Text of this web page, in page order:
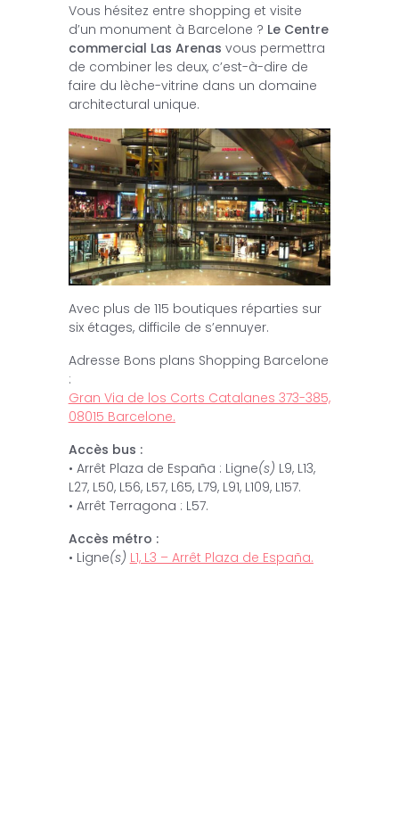
Vous hésitez entre shopping et visite
d’un monument à Barcelone ? Le Centre
commercial Las Arenas vous permettra
de combiner les deux, c’est-à-dire de
faire du lèche-vitrine dans un domaine
architectural unique.
Avec plus de 115 boutiques réparties sur
six étages, difficile de s’ennuyer.
Adresse Bons plans Shopping Barcelone
:
Gran Via de los Corts Catalanes 373-385,
08015 Barcelone.
Accès bus :
• Arrêt Plaza de España : Ligne(s) L9, L13,
L27, L50, L56, L57, L65, L79, L91, L109, L157.
• Arrêt Terragona : L57.
Accès métro :
• Ligne(s) L1, L3 – Arrêt Plaza de España.